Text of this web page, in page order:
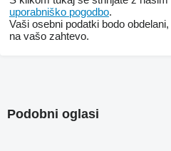
uporabniško pogodbo.
Vaši osebni podatki bodo
na vašo zahtevo.
Podobni oglasi